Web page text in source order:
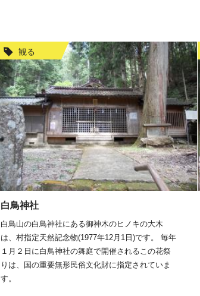
観る
白鳥神社
白鳥山の白鳥神社にある御神木のヒノキの大木
は、村指定天然記念物(1977年12月1日)です。 毎年
１月２日に白鳥神社の舞庭で開催されるこの花祭
りは、国の重要無形民俗文化財に指定されていま
す。